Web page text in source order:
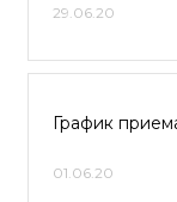
29.06.20
График
01.06.20